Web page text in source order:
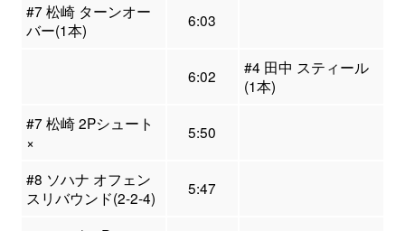
#7 松崎 ターンオー
バー(1本)
6:03
6:02
#4 田中 スティール
(1本)
#7 松崎 2Pシュート
×
5:50
#8 ソハナ オフェン
スリバウンド(2-2-4)
5:47